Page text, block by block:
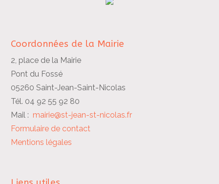
Coordonnées de la Mairie
2, place de la Mairie
Pont du Fossé
05260 Saint-Jean-Saint-Nicolas
Tél. 04 92 55 92 80
Mail :mairie@st-jean-st-nicolas.fr
Formulaire de contact
Mentions légales